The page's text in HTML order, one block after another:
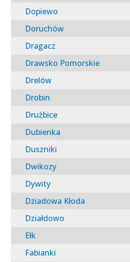
Dopiewo
Doruchów
Dragacz
Drawsko Pomorskie
Drelów
Drobin
Drużbice
Dubienka
Duszniki
Dwikozy
Dywity
Dziadowa Kłoda
Działdowo
Ełk
Fabianki